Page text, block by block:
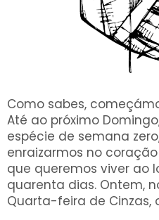
Como sabes,
Até ao próximo
espécie de semana
enraizarmos no
que queremos viver ao
quarenta dias. Ontem,
Quarta-feira de Cinzas,